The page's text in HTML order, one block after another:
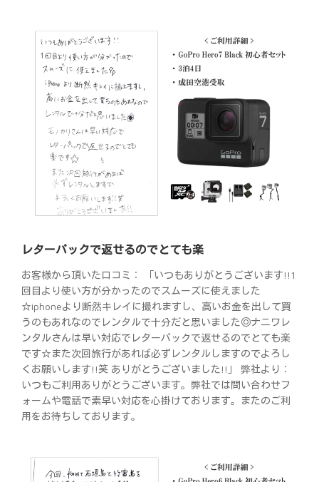
レターパックで返せるのでとても楽
お客様から頂いた口コミ： 「いつもありがとうございます!!1
回目より使い方が分かったのでスムーズに使えました
☆iphoneより断然キレイに撮れますし、高いお金を出して買
うのもあれなのでレンタルで十分だと思いました◎ナニワレ
ンタルさんは早い対応でレターパックで返せるのでとても楽
です☆また次回旅行があれば必ずレンタルしますのでよろし
くお願いします!!笑 ありがとうございました!!」 弊社より：
いつもご利用ありがとうございます。弊社では問い合わせフ
ォームや電話で素早い対応を心掛けております。またのご利
用をお待ちしております。